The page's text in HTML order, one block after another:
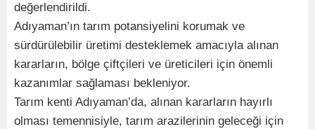
değerlendirildi.
Adıyaman’ın tarım potansiyelini korumak ve
sürdürülebilir üretimi desteklemek amacıyla alınan
kararların, bölge çiftçileri ve üreticileri için önemli
kazanımlar sağlaması bekleniyor.
Tarım kenti Adıyaman’da, alınan kararların hayırlı
olması temennisiyle, tarım arazilerinin geleceği için